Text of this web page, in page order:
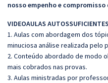
nosso empenho e
VIDEOAULAS
1. Aulas com abordagem dos
minuciosa análise realizada pelo
2. Conteúdo abordado de modo
mais cobrados nas provas.
3. Aulas ministradas por